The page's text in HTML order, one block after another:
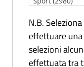
N.B.
effettuare una
selezioni
effettuata tra